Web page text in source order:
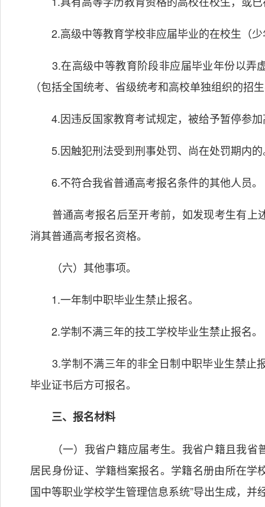
2.高级中等教育学校非应届毕业的在校生（少
3.在高级中等教育阶段非应届毕业年份以弄
（包括全国统考、省级统考和高校单独组织的招
4.因违反国家教育考试规定，被给予暂停参加
5.因触犯刑法受到刑事处罚、尚在处罚期内的
6.不符合我省普通高考报名条件的其他人员。
普通高考报名后至开考前，如发现考生有上
消其普通高考报名资格。
（六）其他事项。
1.一年制中职毕业生禁止报名。
2.学制不满三年的技工学校毕业生禁止报名。
3.学制不满三年的非全日制中职毕业生禁止
毕业证书后方可报名。
三、报名材料
（一）我省户籍应届考生。我省户籍且我省
居民身份证、学籍档案报名。学籍名册由所在学
国中等职业学校学生管理信息系统”导出生成，并